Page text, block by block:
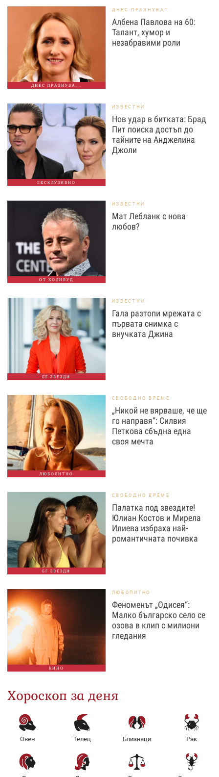
ДНЕС ПРАЗНУВА...
ДНЕС ПРАЗНУВАТ
Албена Павлова на 60:
Талант, хумор и
незабравими роли
ЕКСКЛУЗИВНО
ИЗВЕСТНИ
Нов удар в битката: Брад
Пит поиска достъп до
тайните на Анджелина
Джоли
ОТ ХОЛИВУД
ИЗВЕСТНИ
Мат Лебланк с нова
любов?
БГ ЗВЕЗДИ
ИЗВЕСТНИ
Гала разтопи мрежата с
първата снимка с
внучката Джина
ЛЮБОПИТНО
СВОБОДНО ВРЕМЕ
„Никой не вярваше, че ще
го направя“: Силвия
Петкова сбъдна една
своя мечта
БГ ЗВЕЗДИ
СВОБОДНО ВРЕМЕ
Палатка под звездите!
Юлиан Костов и Мирела
Илиева избраха най-
романтичната почивка
КИНО
ЛЮБОПИТНО
Феноменът „Одисея“:
Малко българско село се
озова в клип с милиони
гледания
Хороскоп за деня
Овен Телец Близнаци Рак